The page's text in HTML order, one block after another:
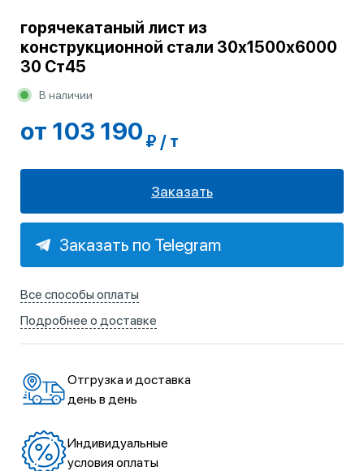
горячекатаный лист из
конструкционной стали 30х1500х6000
30 Ст45
В наличии
от 103 190 ₽ / т
Заказать
Заказать по Telegram
Все способы оплаты
Подробнее о доставке
Отгрузка и доставка
день в день
Индивидуальные
условия оплаты